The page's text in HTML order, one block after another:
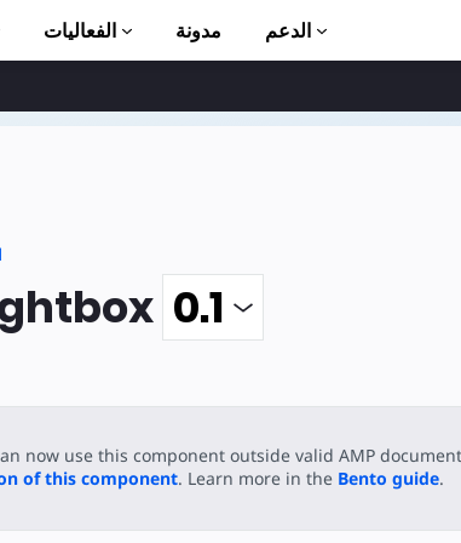
to AMP
الفعاليات مدونة الدعم
now use this component outside valid AMP
of this component. Learn more in the Bento guide.